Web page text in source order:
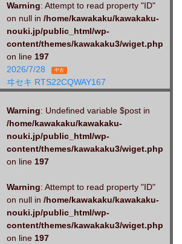
Warning: Attempt to read property "ID"
on null in /home/kawakaku/kawakaku-
nouki.jp/public_html/wp-
content/themes/kawakaku3/wiget.php
on line 197
2026/7/28
中古
ヰセキ RTS22CQWAY167
Warning: Undefined variable $post in
/home/kawakaku/kawakaku-
nouki.jp/public_html/wp-
content/themes/kawakaku3/wiget.php
on line 197
Warning: Attempt to read property "ID"
on null in /home/kawakaku/kawakaku-
nouki.jp/public_html/wp-
content/themes/kawakaku3/wiget.php
on line 197